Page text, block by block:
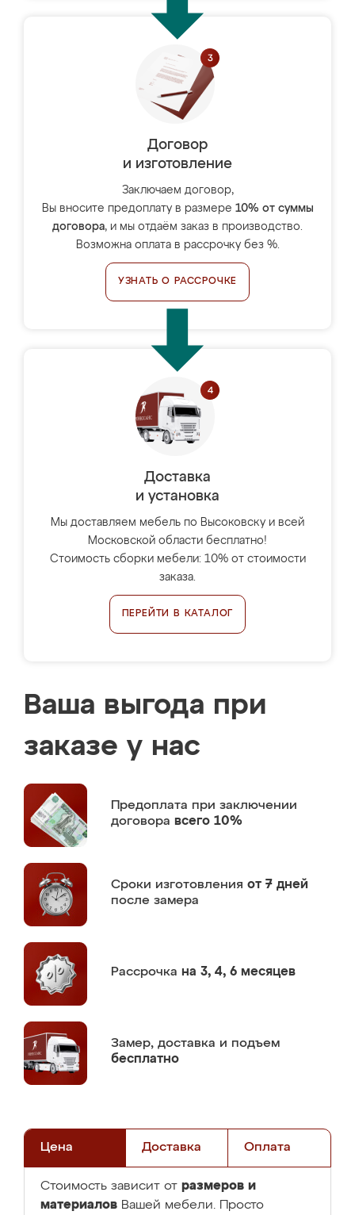
Договор
и изготовление
Заключаем договор,
Вы вносите предоплату в размере 10% от суммы
договора, и мы отдаём заказ в производство.
Возможна оплата в рассрочку без %.
УЗНАТЬ О РАССРОЧКЕ
Доставка
и установка
Мы доставляем мебель по Высоковску и всей
Московской области бесплатно!
Стоимость сборки мебели: 10% от стоимости
заказа.
ПЕРЕЙТИ В КАТАЛОГ
Ваша выгода при
заказе у нас
Предоплата при заключении
договора всего 10%
Сроки изготовления от 7 дней
после замера
Рассрочка на 3, 4, 6 месяцев
Замер, доставка и подъем
бесплатно
Цена Доставка Оплата
Стоимость зависит от размеров и
материалов Вашей мебели. Просто